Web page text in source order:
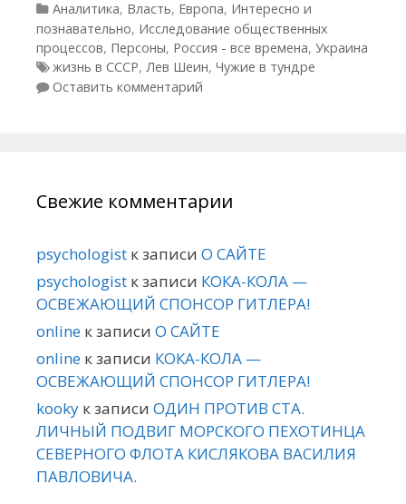
Рубрики
Аналитика, Власть, Европа, Интересно и
познавательно, Исследование общественных
процессов, Персоны, Россия - все времена, Украина
Метки
жизнь в СССР, Лев Шеин, Чужие в тундре
Оставить комментарий
Свежие комментарии
psychologist к записи О САЙТЕ
psychologist к записи КОКА-КОЛА —
ОСВЕЖАЮЩИЙ СПОНСОР ГИТЛЕРА!
online к записи О САЙТЕ
online к записи КОКА-КОЛА —
ОСВЕЖАЮЩИЙ СПОНСОР ГИТЛЕРА!
kooky к записи ОДИН ПРОТИВ СТА.
ЛИЧНЫЙ ПОДВИГ МОРСКОГО ПЕХОТИНЦА
СЕВЕРНОГО ФЛОТА КИСЛЯКОВА ВАСИЛИЯ
ПАВЛОВИЧА.